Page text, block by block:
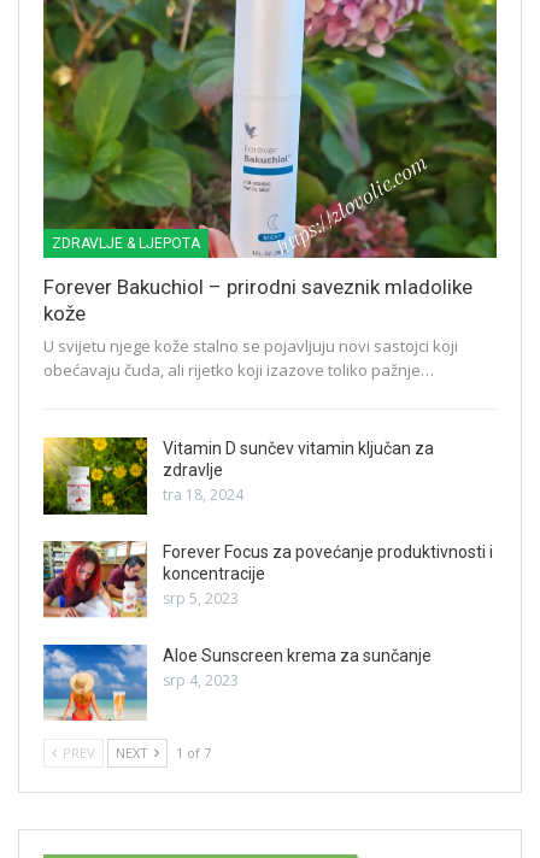
ZDRAVLJE & LJEPOTA
Forever Bakuchiol – prirodni saveznik mladolike
kože
U svijetu njege kože stalno se pojavljuju novi sastojci koji
obećavaju čuda, ali rijetko koji izazove toliko pažnje…
Vitamin D sunčev vitamin ključan za
zdravlje
tra 18, 2024
Forever Focus za povećanje produktivnosti i
koncentracije
srp 5, 2023
Aloe Sunscreen krema za sunčanje
srp 4, 2023
PREV NEXT 1 of 7